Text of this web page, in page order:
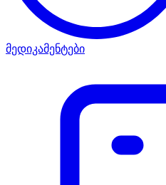
მედიკამენტები